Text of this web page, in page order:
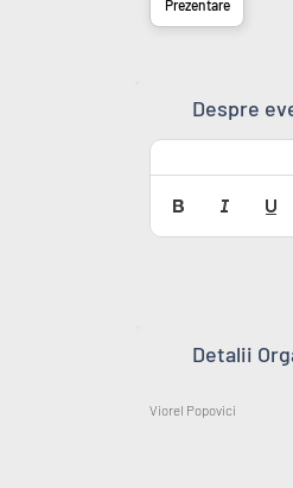
Prezentare
Despre
Detalii
Viorel Popovici